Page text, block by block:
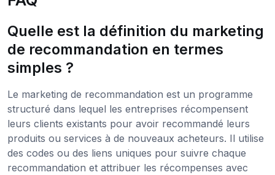
Quelle est la définition du marketing
de recommandation en termes
simples ?
Le marketing de recommandation est un programme
structuré dans lequel les entreprises récompensent
leurs clients existants pour avoir recommandé leurs
produits ou services à de nouveaux acheteurs. Il utilise
des codes ou des liens uniques pour suivre chaque
recommandation et attribuer les récompenses avec